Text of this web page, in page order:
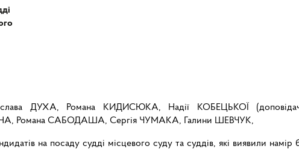
ДУХА, Романа КИДИСЮКА, Надії КОБЕЦЬКОЇ
Романа САБОДАША, Сергія ЧУМАКА, Галини ШЕВЧУК,
на посаду судді місцевого суду та суддів, які виявили